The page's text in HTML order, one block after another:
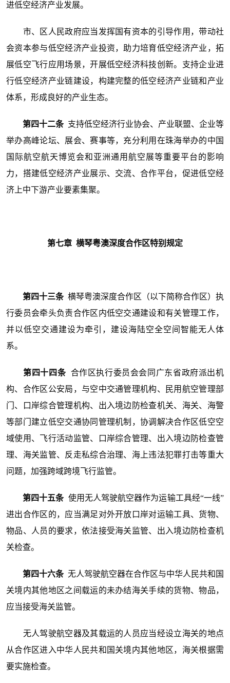
进低空经济产业发展。
市、区人民政府应当发挥国有资本的引导作用，带动社
会资本参与低空经济产业投资，助力培育低空经济产业，拓
展低空飞行应用场景，开展低空经济科技创新。支持企业进
行低空经济产业链建设，构建完整的低空经济产业链和产业
体系，形成良好的产业生态。
第四十二条 支持低空经济行业协会、产业联盟、企业等
举办高峰论坛、展会、赛事等，充分利用在珠海举办的中国
国际航空航天博览会和亚洲通用航空展等重要平台的影响
力，搭建低空经济产业展示、交流、合作平台，促进低空经
济上中下游产业要素集聚。
第七章 横琴粤澳深度合作区特别规定
第四十三条 横琴粤澳深度合作区（以下简称合作区）执
行委员会牵头负责合作区内低空交通建设和有关管理工作，
并以低空交通建设为牵引，建设海陆空全空间智能无人体
系。
第四十四条 合作区执行委员会会同广东省政府派出机
构、合作区公安局，与空中交通管理机构、民用航空管理部
门、口岸综合管理机构、出入境边防检查机关、海关、海警
等部门建立低空交通协同管理机制，协调解决合作区低空空
域使用、飞行活动监管、口岸综合管理、出入境边防检查管
理、海关监管、反走私综合治理、海上违法犯罪打击等重大
问题，加强跨域跨境飞行监管。
第四十五条 使用无人驾驶航空器作为运输工具经“一线”
进出合作区的，应当满足对外开放口岸对运输工具、货物、
物品、人员的要求，依法接受海关监管、出入境边防检查机
关检查。
第四十六条 无人驾驶航空器在合作区与中华人民共和国
关境内其他地区之间载运的未办结海关手续的货物、物品，
应当接受海关监管。
无人驾驶航空器及其载运的人员应当经设立海关的地点
从合作区进入中华人民共和国关境内其他地区，海关根据需
要实施检查。